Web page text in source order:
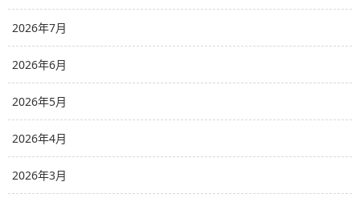
2026年7月
2026年6月
2026年5月
2026年4月
2026年3月